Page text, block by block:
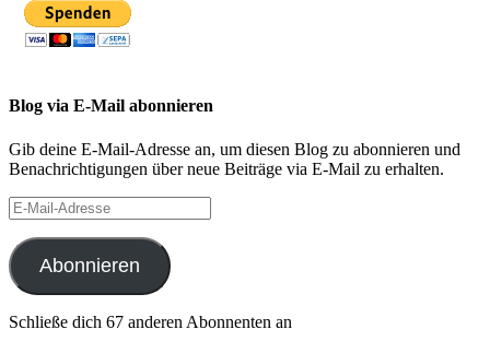
Blog via E-Mail abonnieren
Gib deine E-Mail-Adresse an, um diesen Blog zu abonnieren und
Benachrichtigungen über neue Beiträge via E-Mail zu erhalten.
E-
Mail-
Adresse
Abonnieren
Schließe dich 67 anderen Abonnenten an